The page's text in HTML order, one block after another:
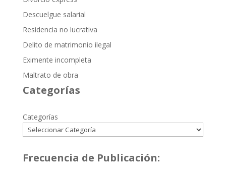
Descuelgue salarial
Residencia no lucrativa
Delito de matrimonio ilegal
Eximente incompleta
Maltrato de obra
Categorías
Categorías
Frecuencia de Publicación: